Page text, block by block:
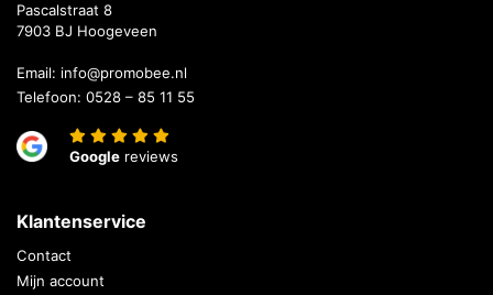
Pascalstraat 8
7903 BJ Hoogeveen
Email: info@promobee.nl
Telefoon: 0528 – 85 11 55
Google reviews
Klantenservice
Contact
Mijn account